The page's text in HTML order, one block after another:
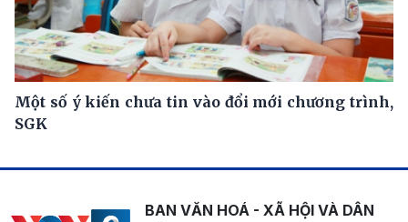
Một số ý kiến chưa tin vào đổi mới chương trình,
SGK
BAN VĂN HOÁ - XÃ HỘI VÀ DÂN